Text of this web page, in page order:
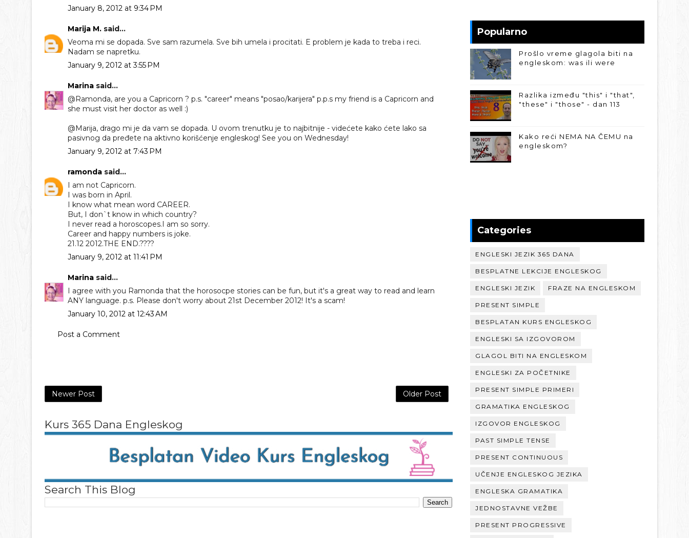
January 8, 2012 at 9:34 PM
Marija M. said...
Veoma mi se dopada. Sve sam razumela. Sve bih umela i procitati. E problem je kada to treba i reci.
Nadam se napretku.
January 9, 2012 at 3:55 PM
Marina said...
@Ramonda, are you a Capricorn ? p.s. "career" means "posao/karijera" p.p.s my friend is a Capricorn and
she must visit her doctor as well :)
@Marija, drago mi je da vam se dopada. U ovom trenutku je to najbitnije - videćete kako ćete lako sa
pasivnog da pređete na aktivno korišćenje engleskog! See you on Wednesday!
January 9, 2012 at 7:43 PM
ramonda said...
I am not Capricorn.
I was born in April.
I know what mean word CAREER.
But, I don`t know in which country?
I never read a horoscopes.I am so sorry.
Career and happy numbers is joke.
21.12 2012.THE END.????
January 9, 2012 at 11:41 PM
Marina said...
I agree with you Ramonda that the horosocpe stories can be fun, but it's a great way to read and learn
ANY language. p.s. Please don't worry about 21st December 2012! It's a scam!
January 10, 2012 at 12:43 AM
Post a Comment
Newer Post Older Post
Kurs 365 Dana Engleskog
Search This Blog
Popularno
Prošlo vreme glagola biti na
engleskom: was ili were
Razlika između "this" i "that",
"these" i "those" - dan 113
Kako reći NEMA NA ČEMU na
engleskom?
Categories
ENGLESKI JEZIK 365 DANA
BESPLATNE LEKCIJE ENGLESKOG
ENGLESKI JEZIK FRAZE NA ENGLESKOM
PRESENT SIMPLE
BESPLATAN KURS ENGLESKOG
ENGLESKI SA IZGOVOROM
GLAGOL BITI NA ENGLESKOM
ENGLESKI ZA POČETNIKE
PRESENT SIMPLE PRIMERI
GRAMATIKA ENGLESKOG
IZGOVOR ENGLESKOG
PAST SIMPLE TENSE
PRESENT CONTINUOUS
UČENJE ENGLESKOG JEZIKA
ENGLESKA GRAMATIKA
JEDNOSTAVNE VEŽBE
PRESENT PROGRESSIVE